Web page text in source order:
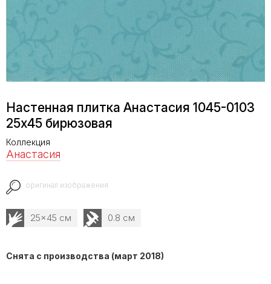
Настенная плитка Анастасия 1045-0103
25х45 бирюзовая
Коллекция
Анастасия
оригинал изображения
25x45 см 0.8 см
Снята с производства (март 2018)